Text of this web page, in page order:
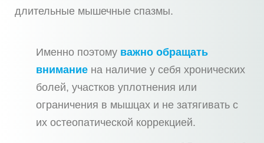
длительные мышечные спазмы.
Именно поэтому важно обращать
внимание на наличие у себя хронических
болей, участков уплотнения или
ограничения в мышцах и не затягивать с
их остеопатической коррекцией.